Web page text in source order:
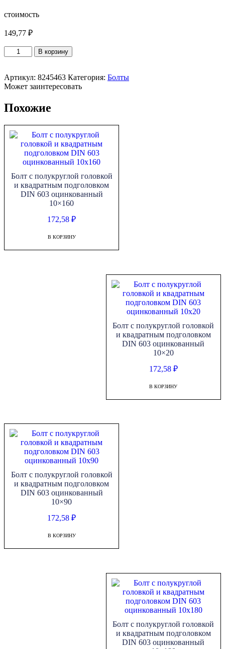
стоимость
149,77 ₽
Количество
товара
с
шестигранной
ГОСТ
7798-
70
24x200
В корзину
Артикул: 8245463 Категория: Болты
Может заинтересовать
Похожие
Болт с полукруглой головкой
и квадратным подголовком
DIN 603 оцинкованный
10×160
172,58₽
В КОРЗИНУ
Болт с полукруглой головкой
и квадратным подголовком
DIN 603 оцинкованный
10×20
172,58 ₽
В КОРЗИНУ
Болт с полукруглой головкой
и квадратным подголовком
DIN 603 оцинкованный
10×90
172,58₽
В КОРЗИНУ
Болт с полукруглой головкой
и квадратным подголовком
DIN 603 оцинкованный